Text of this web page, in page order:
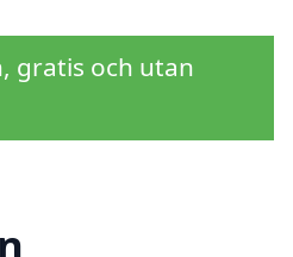
gratis och utan